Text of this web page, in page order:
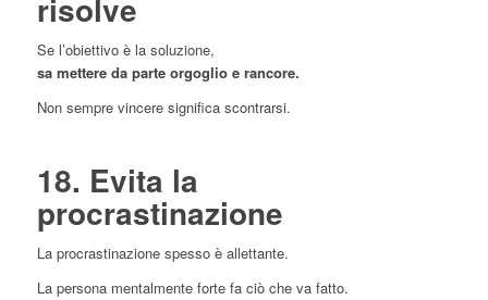
risolve
Se l’obiettivo è la soluzione,
sa mettere da parte orgoglio e rancore.
Non sempre vincere significa scontrarsi.
18. Evita la
procrastinazione
La procrastinazione spesso è allettante.
La persona mentalmente forte fa ciò che va fatto.